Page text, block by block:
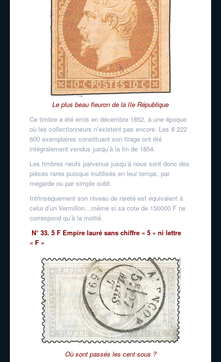
Le plus beau fleuron de la IIe République
Ce timbre a été émis en décembre 1852, à une époque
où les collectionneurs n’existent pas encore. Les 8 222
600 exemplaires constituant son tirage ont été
intégralement vendus jusqu’à la fin de 1854.
Les timbres neufs parvenus jusqu’à nous sont donc des
pièces rares puisque inutilisés en leur temps, par
mégarde ou par simple oubli.
Intrinsèquement son niveau de rareté est équivalent à
celui d’un Vermillon…même si sa cote de 150000 F ne
correspond qu’à la moitié.
N° 33. 5 F Empire lauré sans chiffre « 5 » ni lettre
« F »
Où sont passés les cent sous ?